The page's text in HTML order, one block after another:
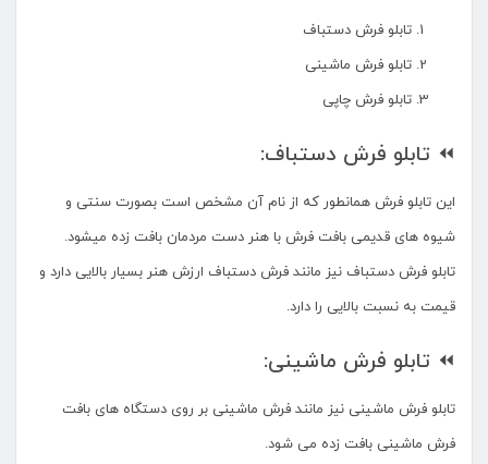
تابلو فرش دستباف
تابلو فرش ماشینی
تابلو فرش چاپی
⏪ تابلو فرش دستباف:
این تابلو فرش همانطور که از نام آن مشخص است بصورت سنتی و
شیوه های قدیمی بافت فرش با هنر دست مردمان بافت زده میشود.
تابلو فرش دستباف نیز مانند فرش دستباف ارزش هنر بسیار بالایی دارد و
قیمت به نسبت بالایی را دارد.
⏪ تابلو فرش ماشینی:
تابلو فرش ماشینی نیز مانند فرش ماشینی بر روی دستگاه های بافت
فرش ماشینی بافت زده می شود.